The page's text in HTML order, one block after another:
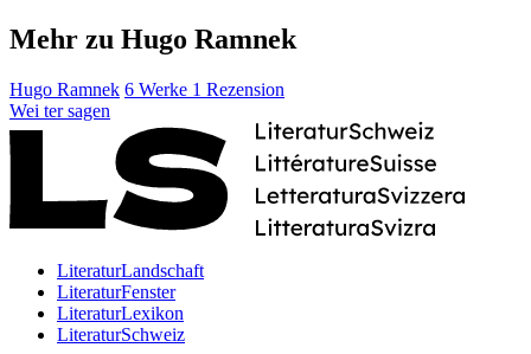
Mehr zu Hugo Ramnek
Hugo Ramnek 6 Werke 1 Rezension
Wei ter sagen
LiteraturLandschaft
LiteraturFenster
LiteraturLexikon
LiteraturSchweiz